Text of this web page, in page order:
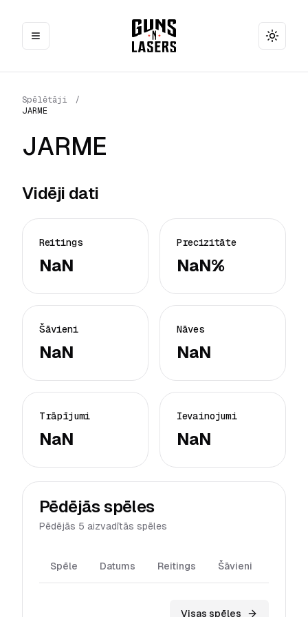
Toggle
Spēlētāji
/
JARME
JARME
Vidēji dati
Reitings
NaN
Precizitāte
NaN%
Šāvieni
NaN
Nāves
NaN
Trāpījumi
NaN
Ievainojumi
NaN
Pēdējās spēles
Pēdējās 5 aizvadītās spēles
Spēle Datums Reitings Šāvieni
Visas spēles